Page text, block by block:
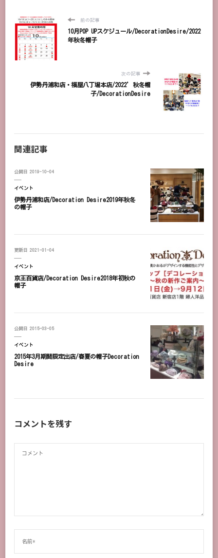
前の記事
10月POP UPスケジュール/DecorationDesire/2022
年秋冬帽子
次の記事
伊勢丹浦和店・福屋八丁堀本店/2022’秋冬帽
子/DecorationDesire
関連記事
公開日 2019-10-04
イベント
伊勢丹浦和店/Decoration Desire2019年秋冬
の帽子
更新日 2021-01-04
イベント
京王百貨店/Decoration Desire2018年初秋の
帽子
公開日 2015-03-05
イベント
2015年3月期間限定出店/春夏の帽子Decoration
Desire
コメントを残す